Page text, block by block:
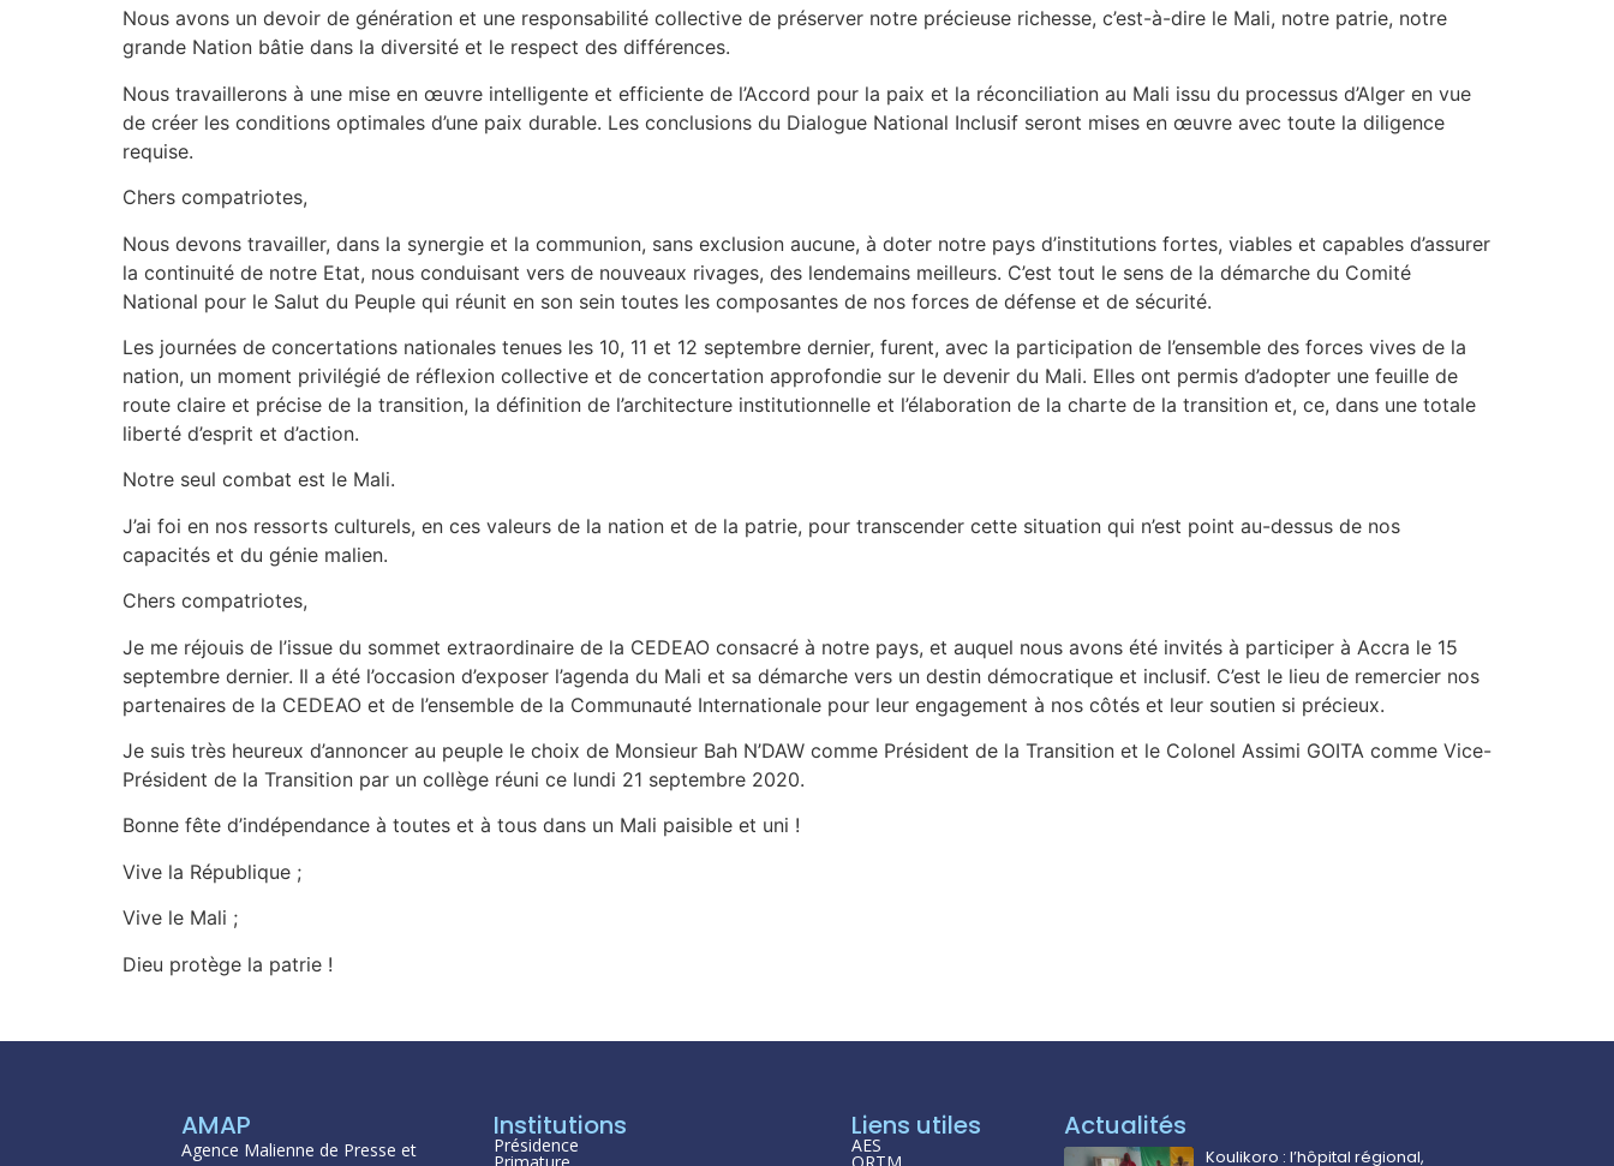
Nous avons un devoir de génération et une responsabilité collective de préserver notre précieuse richesse, c’est-à-dire le Mali, notre patrie, notre
grande Nation bâtie dans la diversité et le respect des différences.
Nous travaillerons à une mise en œuvre intelligente et efficiente de l’Accord pour la paix et la réconciliation au Mali issu du processus d’Alger en vue
de créer les conditions optimales d’une paix durable. Les conclusions du Dialogue National Inclusif seront mises en œuvre avec toute la diligence
requise.
Chers compatriotes,
Nous devons travailler, dans la synergie et la communion, sans exclusion aucune, à doter notre pays d’institutions fortes, viables et capables d’assurer
la continuité de notre Etat, nous conduisant vers de nouveaux rivages, des lendemains meilleurs. C’est tout le sens de la démarche du Comité
National pour le Salut du Peuple qui réunit en son sein toutes les composantes de nos forces de défense et de sécurité.
Les journées de concertations nationales tenues les 10, 11 et 12 septembre dernier, furent, avec la participation de l’ensemble des forces vives de la
nation, un moment privilégié de réflexion collective et de concertation approfondie sur le devenir du Mali. Elles ont permis d’adopter une feuille de
route claire et précise de la transition, la définition de l’architecture institutionnelle et l’élaboration de la charte de la transition et, ce, dans une totale
liberté d’esprit et d’action.
Notre seul combat est le Mali.
J’ai foi en nos ressorts culturels, en ces valeurs de la nation et de la patrie, pour transcender cette situation qui n’est point au-dessus de nos
capacités et du génie malien.
Chers compatriotes,
Je me réjouis de l’issue du sommet extraordinaire de la CEDEAO consacré à notre pays, et auquel nous avons été invités à participer à Accra le 15
septembre dernier. Il a été l’occasion d’exposer l’agenda du Mali et sa démarche vers un destin démocratique et inclusif. C’est le lieu de remercier nos
partenaires de la CEDEAO et de l’ensemble de la Communauté Internationale pour leur engagement à nos côtés et leur soutien si précieux.
Je suis très heureux d’annoncer au peuple le choix de Monsieur Bah N’DAW comme Président de la Transition et le Colonel Assimi GOITA comme Vice-
Président de la Transition par un collège réuni ce lundi 21 septembre 2020.
Bonne fête d’indépendance à toutes et à tous dans un Mali paisible et uni !
Vive la République ;
Vive le Mali ;
Dieu protège la patrie !
AMAP
Agence Malienne de Presse et
Institutions
Présidence
Liens utiles
AES
Actualités
Koulikoro : l’hôpital régional,